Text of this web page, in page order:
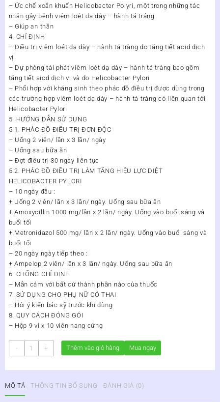
– Ức chế xoắn khuẩn Helicobacter Polyri, một trong những tác
nhân gây bệnh viêm loét dạ dày – hành tá tráng
– Giúp an thần
4. CHỈ ĐỊNH
– Điều trị viêm loét dạ dày – hành tá tràng do tăng tiết acid dịch
vị
– Dự phòng tái phát viêm loét dạ dày – hành tá tràng bao gồm
tăng tiết aicd dịch vị và do Helicobacter Pylori
– Phối hợp với kháng sinh theo phác đồ điều trị được dùng trong
các trường hợp viêm loét dạ dày – hành tá tràng có liên quan tới
Helicobacter Pylori
5. HƯỚNG DẪN SỬ DỤNG
5.1. PHÁC ĐỒ ĐIỀU TRỊ ĐƠN ĐỘC
– Uống 2 viên/ lần x 3 lần/ ngày
– Uống sau bữa ăn
– Đợt điều trị 30 ngày liên tục
5.2. PHÁC ĐỒ ĐIỀU TRỊ LÀM TĂNG HIỆU LỰC DIỆT
HELICOBACTER PYLORI
– 10 ngày đầu :
+ Uống 2 viên/ lần x 3 lần/ ngày. Uống sau bữa ăn
+ Amoxycillin 1000 mg/lần x 2 lần/ ngày. Uống vào buổi sáng và
buổi tối
+ Metronidazol 500 mg/ lần x 2 lần/ ngày. Uống vào buổi sáng và
buổi tối
– 20 ngày ngày tiếp theo :
+ Ampelop 2 viên/ lần x 3 lần/ ngày. Uống sau bữa ăn
6. CHỐNG CHỈ ĐỊNH
– Mẫn cảm với bất cứ thành phần nào của thuốc
7. SỬ DỤNG CHO PHỤ NỮ CÓ THAI
– Hỏi ý kiến bác sỹ trước khi dùng
8. QUY CÁCH ĐÓNG GÓI
– Hộp 9 vỉ x 10 viên nang cứng
-
THUỐC
DẠ
số
lượng
+ Thêm vào giỏ hàng Mua ngay
MÔ TẢ THÔNG TIN BỔ SUNG ĐÁNH GIÁ (0)